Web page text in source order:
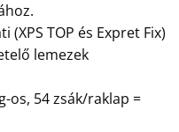
TOP és Expret Fix)
lemezek
os, 54 zsák/raklap =